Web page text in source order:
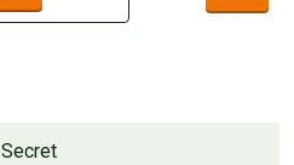
Secret